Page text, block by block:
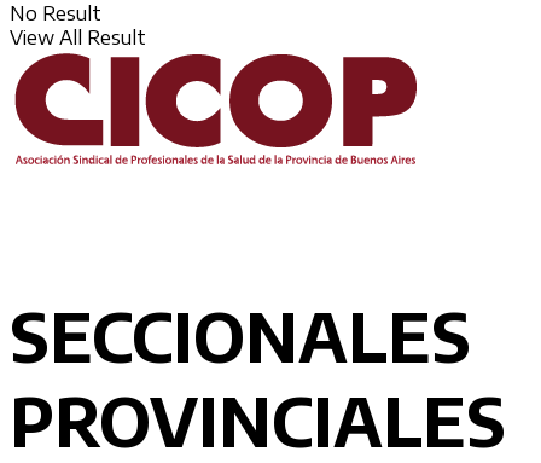
No Result
View All Result
SECCIONALES
PROVINCIALES